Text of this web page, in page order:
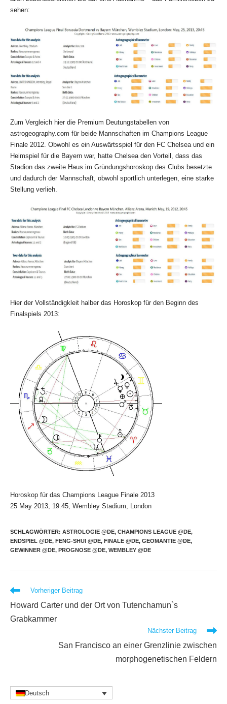
sehen:
Zum Vergleich hier die Premium Deutungstabellen von
astrogeography.com für beide Mannschaften im Champions League
Finale 2012. Obwohl es ein Auswärtsspiel für den FC Chelsea und ein
Heimspiel für die Bayern war, hatte Chelsea den Vorteil, dass das
Stadion das zweite Haus im Gründungshoroskop des Clubs besetzte
und dadurch der Mannschaft, obwohl sportlich unterlegen, eine starke
Stellung verlieh.
Hier der Vollständigkleit halber das Horoskop für den Beginn des
Finalspiels 2013:
Horoskop für das Champions League Finale 2013
25 May 2013, 19:45, Wembley Stadium, London
SCHLAGWÖRTER: ASTROLOGIE @DE, CHAMPIONS LEAGUE @DE,
ENDSPIEL @DE, FENG-SHUI @DE, FINALE @DE, GEOMANTIE @DE,
GEWINNER @DE, PROGNOSE @DE, WEMBLEY @DE
Weitere
ansehen
Vorheriger Beitrag
Howard Carter und der Ort von Tutenchamun`s
Grabkammer
Nächster Beitrag
San Francisco an einer Grenzlinie zwischen
morphogenetischen Feldern
Deutsch